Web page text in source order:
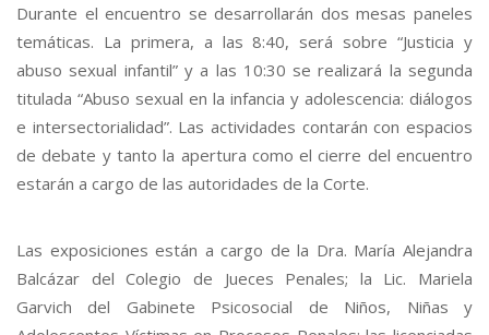
Durante el encuentro se desarrollarán dos mesas paneles
temáticas. La primera, a las 8:40, será sobre “Justicia y
abuso sexual infantil” y a las 10:30 se realizará la segunda
titulada “Abuso sexual en la infancia y adolescencia: diálogos
e intersectorialidad”. Las actividades contarán con espacios
de debate y tanto la apertura como el cierre del encuentro
estarán a cargo de las autoridades de la Corte.
Las exposiciones están a cargo de la Dra. María Alejandra
Balcázar del Colegio de Jueces Penales; la Lic. Mariela
Garvich del Gabinete Psicosocial de Niños, Niñas y